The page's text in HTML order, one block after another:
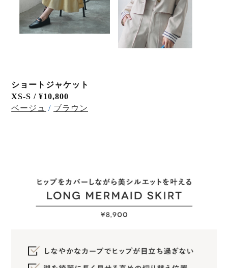
ショートジャケット
XS-S /¥10,800
ベージュ / ブラウン